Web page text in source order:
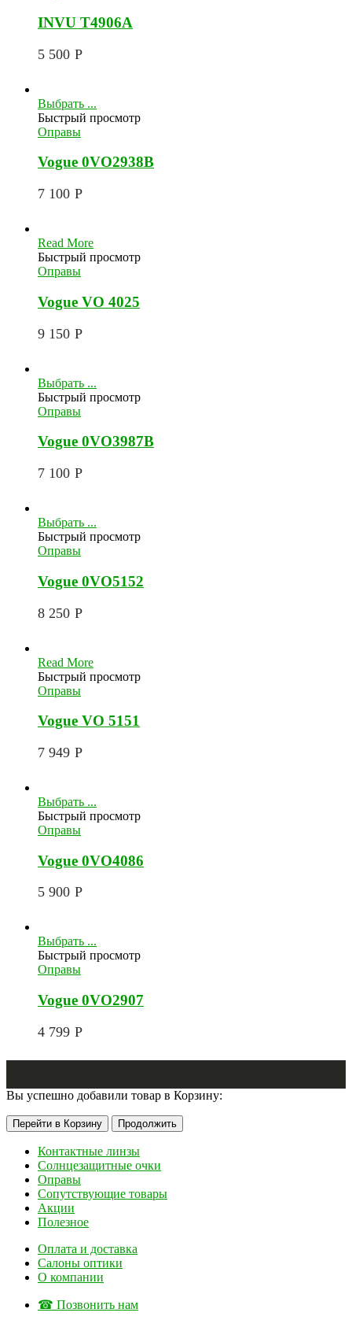
INVU T4906A
5 500 Р
Выбрать ...
Быстрый просмотр
Оправы
Vogue 0VO2938B
7 100 Р
Read More
Быстрый просмотр
Оправы
Vogue VO 4025
9 150 Р
Выбрать ...
Быстрый просмотр
Оправы
Vogue 0VO3987B
7 100 Р
Выбрать ...
Быстрый просмотр
Оправы
Vogue 0VO5152
8 250 Р
Read More
Быстрый просмотр
Оправы
Vogue VO 5151
7 949 Р
Выбрать ...
Быстрый просмотр
Оправы
Vogue 0VO4086
5 900 Р
Выбрать ...
Быстрый просмотр
Оправы
Vogue 0VO2907
4 799 Р
Вы успешно добавили товар в Корзину:
Перейти в Корзину Продолжить
Контактные линзы
Солнцезащитные очки
Оправы
Сопутствующие товары
Акции
Полезное
Оплата и доставка
Салоны оптики
О компании
☎ Позвонить нам